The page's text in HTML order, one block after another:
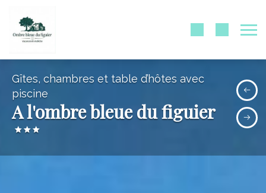
Gîtes, chambres et table d’hôtes avec
piscine
A l'ombre bleue du figuier